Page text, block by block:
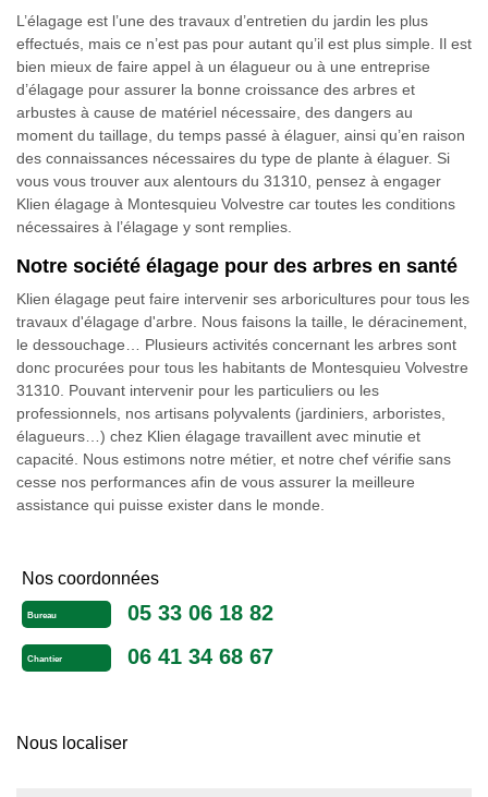
L’élagage est l’une des travaux d’entretien du jardin les plus
effectués, mais ce n’est pas pour autant qu’il est plus simple. Il est
bien mieux de faire appel à un élagueur ou à une entreprise
d’élagage pour assurer la bonne croissance des arbres et
arbustes à cause de matériel nécessaire, des dangers au
moment du taillage, du temps passé à élaguer, ainsi qu’en raison
des connaissances nécessaires du type de plante à élaguer. Si
vous vous trouver aux alentours du 31310, pensez à engager
Klien élagage à Montesquieu Volvestre car toutes les conditions
nécessaires à l’élagage y sont remplies.
Notre société élagage pour des arbres en santé
Klien élagage peut faire intervenir ses arboricultures pour tous les
travaux d'élagage d'arbre. Nous faisons la taille, le déracinement,
le dessouchage… Plusieurs activités concernant les arbres sont
donc procurées pour tous les habitants de Montesquieu Volvestre
31310. Pouvant intervenir pour les particuliers ou les
professionnels, nos artisans polyvalents (jardiniers, arboristes,
élagueurs…) chez Klien élagage travaillent avec minutie et
capacité. Nous estimons notre métier, et notre chef vérifie sans
cesse nos performances afin de vous assurer la meilleure
assistance qui puisse exister dans le monde.
Nos coordonnées
Bureau 05 33 06 18 82
Chantier 06 41 34 68 67
Nous localiser